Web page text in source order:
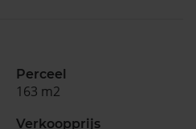
Perceel
163 m2
Verkoopprijs